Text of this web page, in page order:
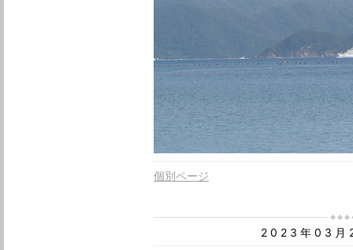
個別ページ
2023年03月